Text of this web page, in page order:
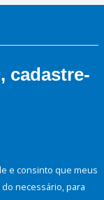
cadastre-
e consinto que meus
necessário, para